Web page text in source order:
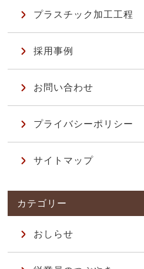
プラスチック加工工程
採用事例
お問い合わせ
プライバシーポリシー
サイトマップ
おしらせ